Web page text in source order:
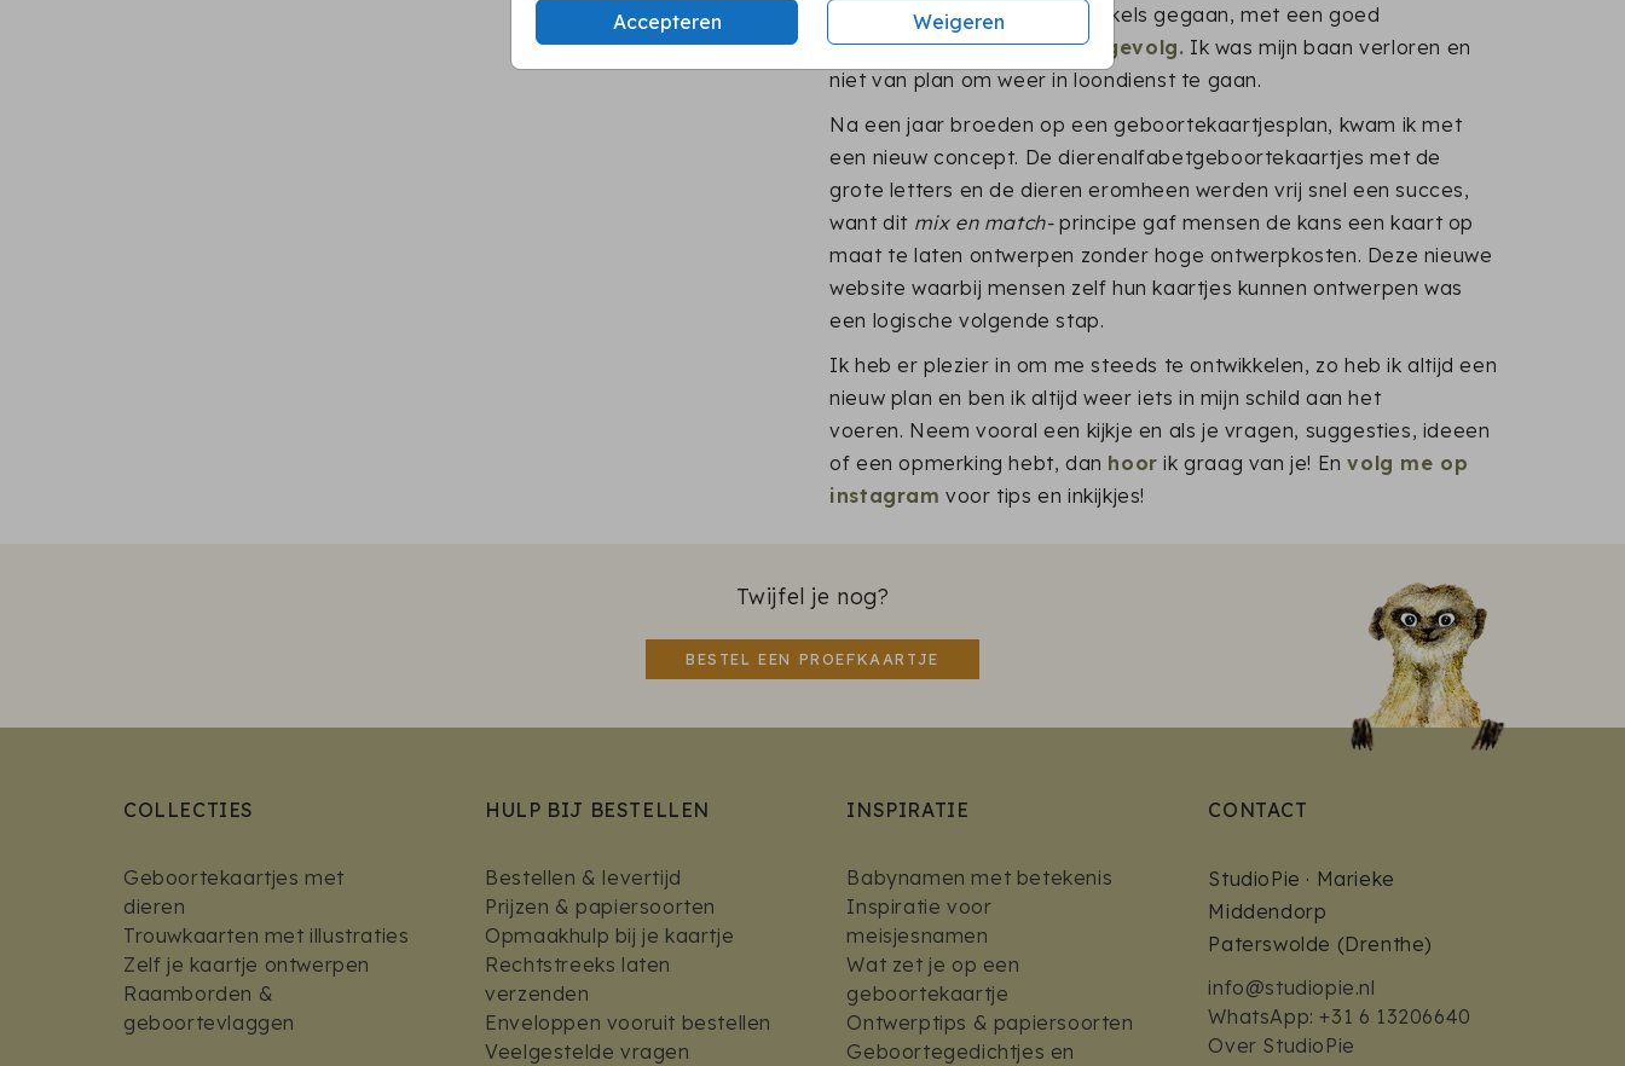
Accepteren Weigeren
ben met mezelf langs de winkels gegaan, met een goed
aantalverkooppunten als gevolg. Ik was mijn baan verloren en
niet van plan om weer in loondienst te gaan.
Na een jaar broeden op een geboortekaartjesplan, kwam ik met
een nieuw concept. De dierenalfabetgeboortekaartjes met de
grote letters en de dieren eromheen werden vrij snel een succes,
want dit mix en match-principe gaf mensen de kans een kaart op
maat te laten ontwerpen zonder hoge ontwerpkosten. Deze nieuwe
website waarbij mensen zelf hun kaartjes kunnen ontwerpen was
een logische volgende stap.
Ik heb er plezier in om me steeds te ontwikkelen, zo heb ik altijd een
nieuw plan en ben ik altijd weer iets in mijn schild aan het
voeren. Neem vooral een kijkje en als je vragen, suggesties, ideeen
of een opmerking hebt, dan hoor ik graag van je! Envolg me op
instagram voor tips en inkijkjes!
Twijfel je nog?
BESTEL EEN PROEFKAARTJE
COLLECTIES
Geboortekaartjes met
dieren
Trouwkaarten met illustraties
Zelf je kaartje ontwerpen
Raamborden &
geboortevlaggen
HULP BIJ BESTELLEN
Bestellen & levertijd
Prijzen & papiersoorten
Opmaakhulp bij je kaartje
Rechtstreeks laten
verzenden
Enveloppen vooruit bestellen
Veelgestelde vragen
INSPIRATIE
Babynamen met betekenis
Inspiratie voor
meisjesnamen
Wat zet je op een
geboortekaartje
Ontwerptips & papiersoorten
Geboortegedichtjes en
CONTACT
StudioPie · Marieke
Middendorp
Paterswolde (Drenthe)
info@studiopie.nl
WhatsApp: +31 6 13206640
Over StudioPie